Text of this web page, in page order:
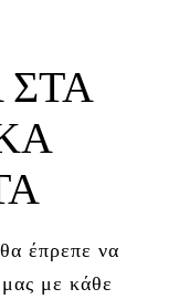
ΣΤΑ
έπρεπε να
μας με κάθε